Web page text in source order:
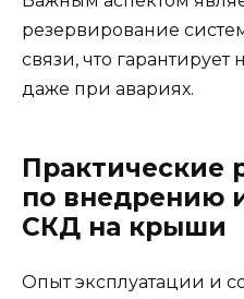
резервирование
связи, что
даже при авариях.
Практические
по внедрению
СКД на крыши
Опыт эксплуатации и